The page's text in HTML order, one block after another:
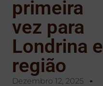
primeira
vez para
Londrina e
região
Dezembro 12, 2025